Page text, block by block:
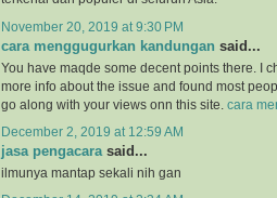
November 20, 2019 at 9:30 PM
cara menggugurkan kandungan said...
You have maqde some decent points there. I
more info about the issue and found most
go along with your views onn this site. cara
December 2, 2019 at 12:59 AM
jasa pengacarasaid...
ilmunya mantap sekali nih gan